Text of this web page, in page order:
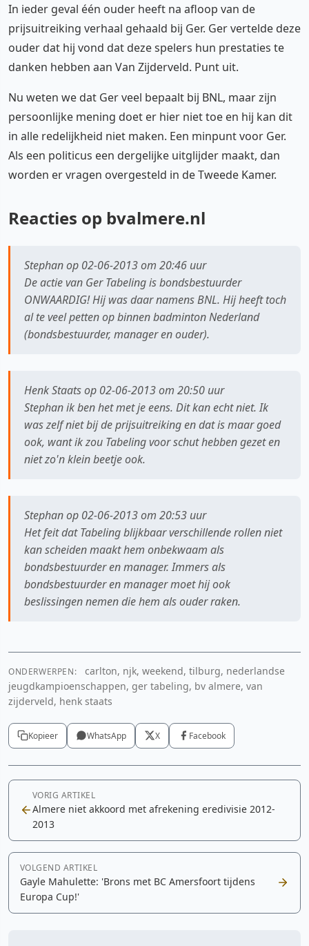
In ieder geval één ouder heeft na afloop van de
prijsuitreiking verhaal gehaald bij Ger. Ger vertelde deze
ouder dat hij vond dat deze spelers hun prestaties te
danken hebben aan Van Zijderveld. Punt uit.
Nu weten we dat Ger veel bepaalt bij BNL, maar zijn
persoonlijke mening doet er hier niet toe en hij kan dit
in alle redelijkheid niet maken. Een minpunt voor Ger.
Als een politicus een dergelijke uitglijder maakt, dan
worden er vragen overgesteld in de Tweede Kamer.
Reacties op bvalmere.nl
Stephan op 02-06-2013 om 20:46 uur
De actie van Ger Tabeling is bondsbestuurder
ONWAARDIG! Hij was daar namens BNL. Hij heeft toch
al te veel petten op binnen badminton Nederland
(bondsbestuurder, manager en ouder).
Henk Staats op 02-06-2013 om 20:50 uur
Stephan ik ben het met je eens. Dit kan echt niet. Ik
was zelf niet bij de prijsuitreiking en dat is maar goed
ook, want ik zou Tabeling voor schut hebben gezet en
niet zo'n klein beetje ook.
Stephan op 02-06-2013 om 20:53 uur
Het feit dat Tabeling blijkbaar verschillende rollen niet
kan scheiden maakt hem onbekwaam als
bondsbestuurder en manager. Immers als
bondsbestuurder en manager moet hij ook
beslissingen nemen die hem als ouder raken.
ONDERWERPEN:
carlton, njk, weekend, tilburg, nederlandse
jeugdkampioenschappen, ger tabeling, bv almere, van
zijderveld, henk staats
Kopieer WhatsApp X Facebook
VORIG ARTIKEL
Almere niet akkoord met afrekening eredivisie 2012-
2013
VOLGEND ARTIKEL
Gayle Mahulette: 'Brons met BC Amersfoort tijdens
Europa Cup!'